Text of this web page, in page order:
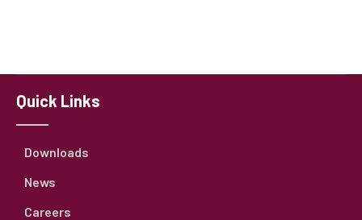
Quick Links
Downloads
News
Careers